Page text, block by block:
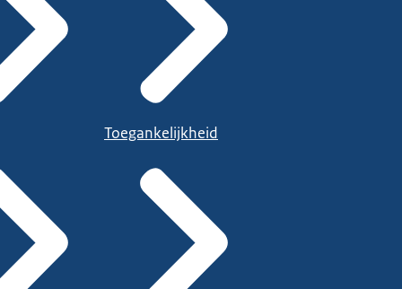
Toegankelijkheid